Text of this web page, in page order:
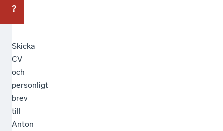
?
Skicka
CV
och
personligt
brev
till
Anton